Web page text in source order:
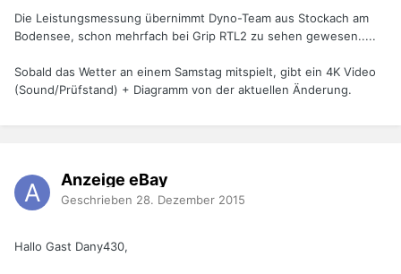
Die Leistungsmessung übernimmt Dyno-Team aus Stockach am
Bodensee, schon mehrfach bei Grip RTL2 zu sehen gewesen.....
Sobald das Wetter an einem Samstag mitspielt, gibt ein 4K Video
(Sound/Prüfstand) + Diagramm von der aktuellen Änderung.
Anzeige eBay
Geschrieben 28. Dezember 2015
Hallo Gast Dany430,